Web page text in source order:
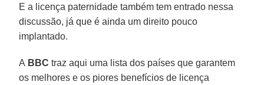
E a licença paternidade também tem entrado nessa
discussão, já que é ainda um direito pouco
implantado.
A BBC traz aqui uma lista dos países que garantem
os melhores e os piores benefícios de licença